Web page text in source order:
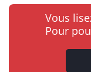
Vous
Pour